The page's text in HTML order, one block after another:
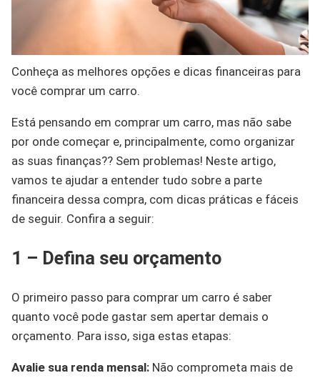
Conheça as melhores opções e dicas financeiras para
você comprar um carro.
Está pensando em comprar um carro, mas não sabe
por onde começar e, principalmente, como organizar
as suas finanças?? Sem problemas! Neste artigo,
vamos te ajudar a entender tudo sobre a parte
financeira dessa compra, com dicas práticas e fáceis
de seguir. Confira a seguir:
1 – Defina seu orçamento
O primeiro passo para comprar um carro é saber
quanto você pode gastar sem apertar demais o
orçamento. Para isso, siga estas etapas:
Avalie sua renda mensal: Não comprometa mais de